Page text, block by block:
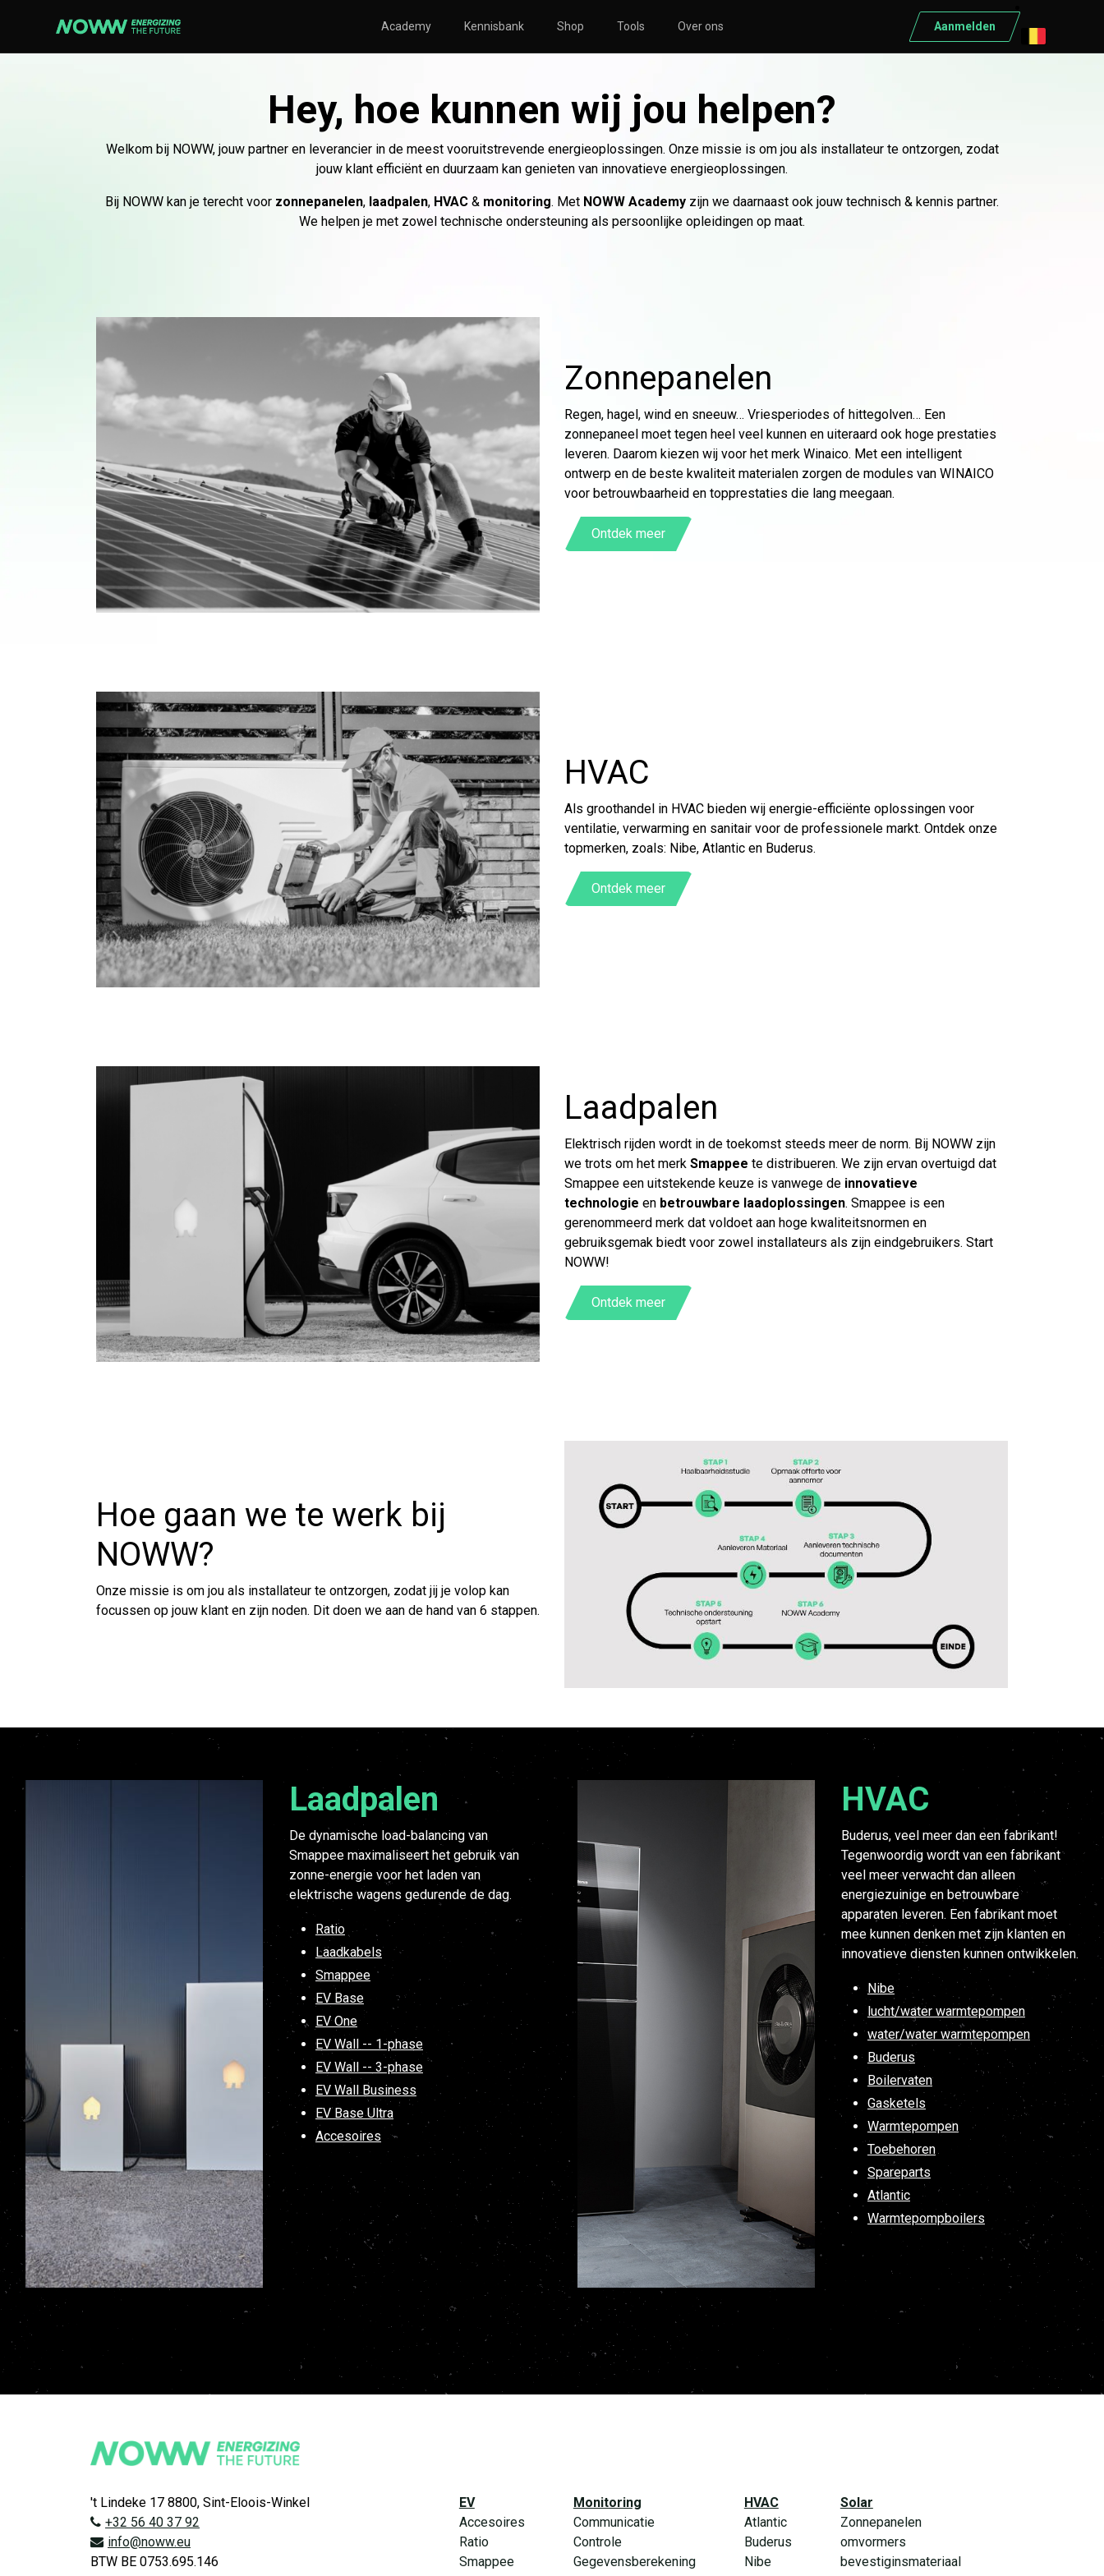
Academy Kennisbank Shop
Gegevensberekening
Communicatie
Zonnepanelen
Bevestigingsmateriaal
Nibe
Atlantic
Elektrisch materiaal
Tools Over ons Aanmelden
Hey, hoe kunnen wij jou helpen?
Welkom bij NOWW, jouw partner en leverancier in de meest vooruitstrevende energieoplossingen. Onze missie is om jou als installateur te ontzorgen, zodat
jouw klant efficiënt en duurzaam kan genieten van innovatieve energieoplossingen.
Bij NOWW kan je terecht voor zonnepanelen, laadpalen, HVAC & monitoring. Met NOWW Academy zijn we daarnaast ook jouw technisch & kennis partner.
We helpen je met zowel technische ondersteuning als persoonlijke opleidingen op maat.
Zonnepanelen
Regen, hagel, wind en sneeuw… Vriesperiodes of hittegolven… Een
zonnepaneel moet tegen heel veel kunnen en uiteraard ook hoge prestaties
leveren. Daarom kiezen wij voor het merk Winaico. Met een intelligent
ontwerp en de beste kwaliteit materialen zorgen de modules van WINAICO
voor betrouwbaarheid en topprestaties die lang meegaan.
Ontdek meer
HVAC
Als groothandel in HVAC bieden wij energie-efficiënte oplossingen voor
ventilatie, verwarming en sanitair voor de professionele markt. Ontdek onze
topmerken, zoals: Nibe, Atlantic en Buderus.
Ontdek meer
Laadpalen
Elektrisch rijden wordt in de toekomst steeds meer de norm. Bij NOWW zijn
we trots om het merk Smappee te distribueren. We zijn ervan overtuigd dat
Smappee een uitstekende keuze is vanwege de innovatieve
technologie en betrouwbare laadoplossingen. Smappee is een
gerenommeerd merk dat voldoet aan hoge kwaliteitsnormen en
gebruiksgemak biedt voor zowel installateurs als zijn eindgebruikers. Start
NOWW!
Ontdek meer
Hoe gaan we te werk bij
NOWW?
Onze missie is om jou als installateur te ontzorgen, zodat jij je volop kan
focussen op jouw klant en zijn noden. Dit doen we aan de hand van 6 stappen. ​
Laadpalen
De dynamische load-balancing van
Smappee maximaliseert het gebruik van
zonne-energie voor het laden van
elektrische wagens gedurende de dag.
Ratio
Laadkabels
Smappee
EV Base
EV One
EV Wall -- 1-phase
EV Wall -- 3-phase
EV Wall Business
EV Base Ultra
Accesoires
HVAC
Buderus, veel meer dan een fabrikant!
Tegenwoordig wordt van een fabrikant
veel meer verwacht dan alleen
energiezuinige en betrouwbare
apparaten leveren. Een fabrikant moet
mee kunnen denken met zijn klanten en
innovatieve diensten kunnen ontwikkelen.
Nibe
lucht/water warmtepompen
water/water warmtepompen
Buderus
Boilervaten
Gasketels
Warmtepompen
Toebehoren
Spareparts
Atlantic
Warmtepompboilers
't Lindeke 17 8800, Sint-Eloois-Winkel
+32 56 40 37 92
info@noww.eu
BTW BE 0753.695.146
EV
Accesoires
Ratio
Smappee
Monitoring
Communicatie
Controle
Gegevensberekening
HVAC
Atlantic
Buderus
Nibe
Solar
Zonnepanelen
omvormers
bevestiginsmateriaal